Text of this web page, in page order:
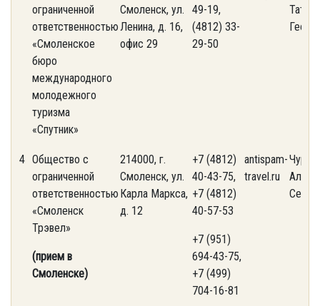
ограниченной
ответственностью
«Смоленское
бюро
международного
молодежного
туризма
«Спутник»
Смоленск, ул.
Ленина, д. 16,
офис 29
49-19,
(4812) 33-
29-50
4 Общество с
ограниченной
ответственностью
«Смоленск
Трэвел»
(прием в
Смоленске)
214000, г.
Смоленск, ул.
Карла Маркса,
д. 12
+7 (4812)
40-43-75,
+7 (4812)
40-57-53
+7 (951)
694-43-75,
+7 (499)
704-16-81
antispam-
travel.ru